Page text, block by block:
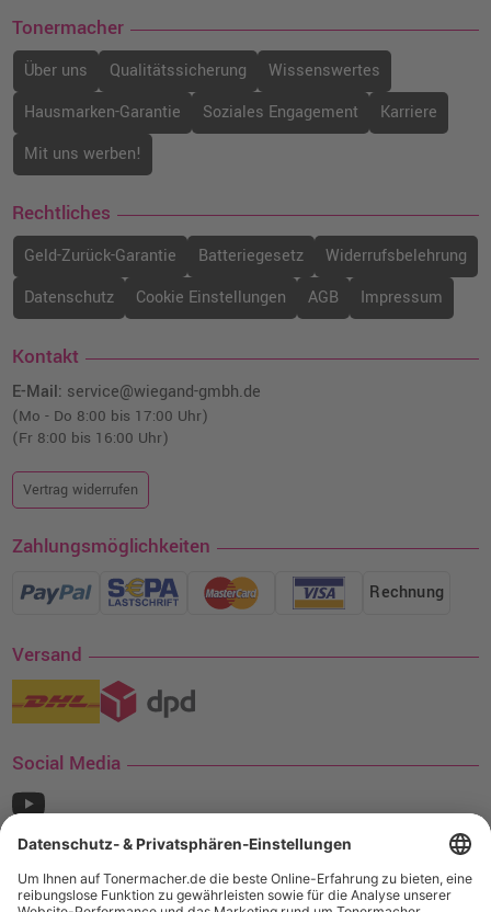
Tonermacher
Über uns Qualitätssicherung
Wissenswertes
Hausmarken-Garantie
Soziales Engagement
Karriere
Mit uns werben!
Rechtliches
Geld-Zurück-Garantie Batteriegesetz
Widerrufsbelehrung
Datenschutz
Cookie Einstellungen AGB Impressum
Kontakt
E-Mail: service@wiegand-gmbh.de
(Mo - Do 8:00 bis 17:00 Uhr)
(Fr 8:00 bis 16:00 Uhr)
Vertrag widerrufen
Zahlungsmöglichkeiten
Rechnung
Versand
Social Media
¹ Nur gültig für den Versand innerhalb Deutschlands. Befindet sich ein Warenwert
von mindestens 35€ (inkl. Mwst.) an Ampertec Artikeln in Ihrem Warenkorb, ist der
Versand für Sie kostenfrei.